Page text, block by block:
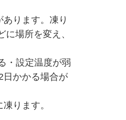
ります。凍り
場所を変え、
・設定温度が弱
日かかる場合が
ります。